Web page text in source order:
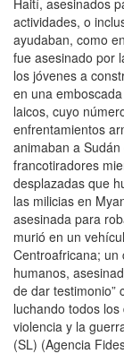
actividades, o
ayudaban, como
fue asesinado por
los jóvenes a
en una
laicos, cuyo
enfrentamientos
animaban a
francotiradores
desplazadas que
las milicias en
asesinada para
murió en un
Centroafricana; un
humanos,
de dar testimonio”
luchando todos
violencia y la
(SL) (Agencia